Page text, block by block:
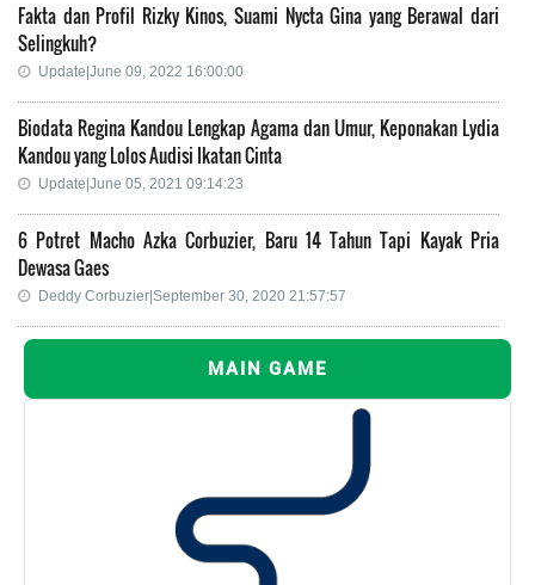
Fakta dan Profil Rizky Kinos, Suami Nycta Gina yang Berawal dari
Selingkuh?
Update|June 09, 2022 16:00:00
Biodata Regina Kandou Lengkap Agama dan Umur, Keponakan Lydia
Kandou yang Lolos Audisi Ikatan Cinta
Update|June 05, 2021 09:14:23
6 Potret Macho Azka Corbuzier, Baru 14 Tahun Tapi Kayak Pria
Dewasa Gaes
Deddy Corbuzier|September 30, 2020 21:57:57
MAIN GAME